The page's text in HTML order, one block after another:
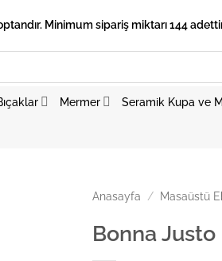
Minimum sipariş miktarı 144
Mermer Seramik Kupa ve
Anasayfa / Masaüstü
Bonna Justo